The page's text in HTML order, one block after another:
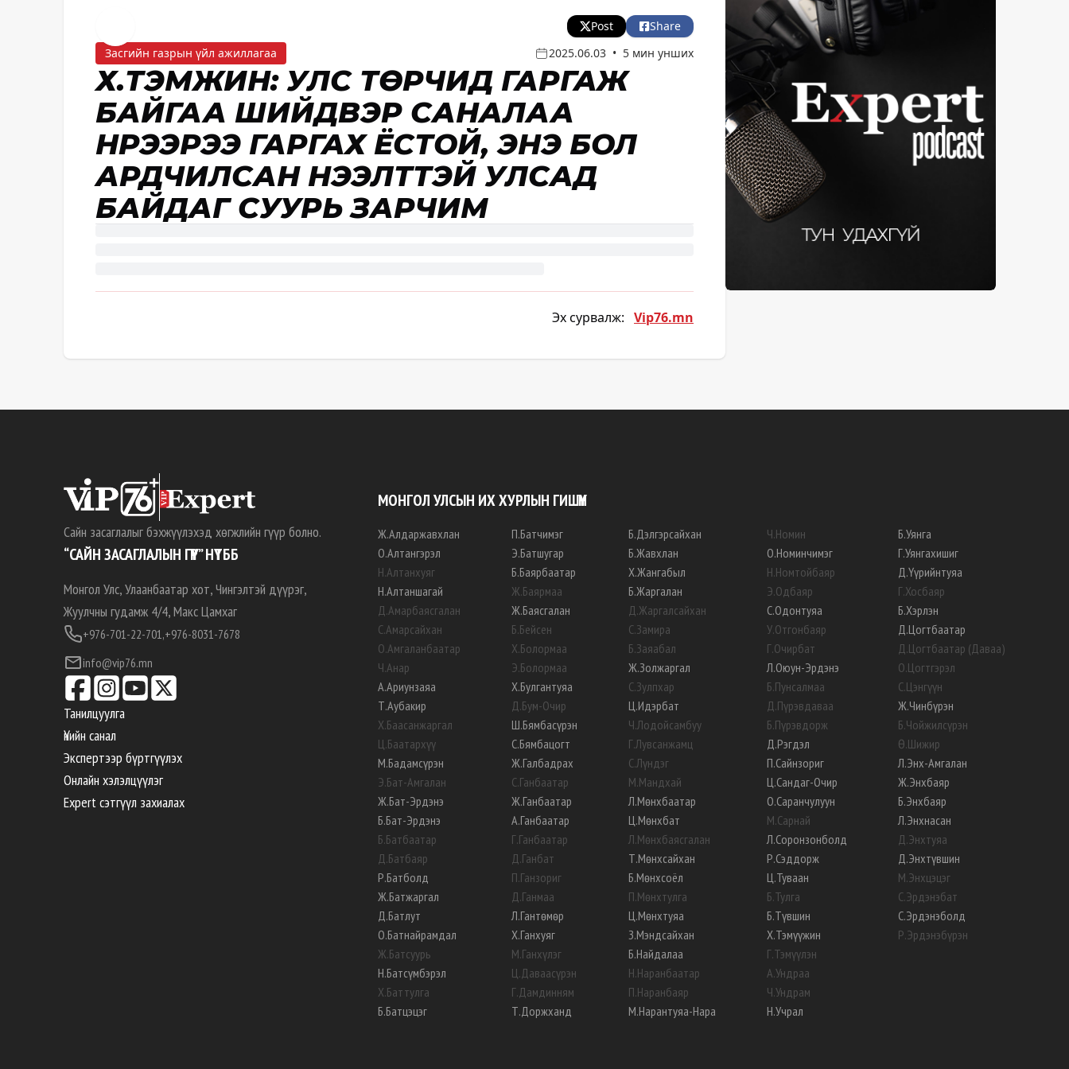
Post
Share
Засгийн газрын үйл ажиллагаа
2025.06.03 • 5 мин унших
Х.ТЭМҮҮЖИН: УЛС ТӨРЧИД ГАРГАЖ
БАЙГАА ШИЙДВЭР САНАЛАА
НҮҮРЭЭРЭЭ ГАРГАХ ЁСТОЙ, ЭНЭ БОЛ
АРДЧИЛСАН НЭЭЛТТЭЙ УЛСАД
БАЙДАГ СУУРЬ ЗАРЧИМ
Эх сурвалж: Vip76.mn
Сайн засаглалыг бэхжүүлэхэд хөгжлийн гүүр болно.
“САЙН ЗАСАГЛАЛЫН ГҮҮР” НҮТББ
Монгол Улс, Улаанбаатар хот, Чингэлтэй дүүрэг,
Жуулчны гудамж 4/4, Макс Цамхаг
+976-701-22-701,+976-8031-7678
info@vip76.mn
Танилцуулга
Үнийн санал
Экспертээр бүртгүүлэх
Онлайн хэлэлцүүлэг
Expert сэтгүүл захиалах
МОНГОЛ УЛСЫН ИХ ХУРЛЫН ГИШҮҮН
Ж.Алдаржавхлан
О.Алтангэрэл
Н.Алтанхуяг
Н.Алтаншагай
Д.Амарбаясгалан
С.Амарсайхан
О.Амгаланбаатар
Ч.Анар
А.Ариунзаяа
Т.Аубакир
Х.Баасанжаргал
Ц.Баатархүү
М.Бадамсүрэн
Э.Бат-Амгалан
Ж.Бат-Эрдэнэ
Б.Бат-Эрдэнэ
Б.Батбаатар
Д.Батбаяр
Р.Батболд
Ж.Батжаргал
Д.Батлут
О.Батнайрамдал
Ж.Батсуурь
Н.Батсүмбэрэл
Х.Баттулга
Б.Батцэцэг
П.Батчимэг
Э.Батшугар
Б.Баярбаатар
Ж.Баярмаа
Ж.Баясгалан
Б.Бейсен
Х.Болормаа
Э.Болормаа
Х.Булгантуяа
Д.Бум-Очир
Ш.Бямбасүрэн
С.Бямбацогт
Ж.Галбадрах
С.Ганбаатар
Ж.Ганбаатар
А.Ганбаатар
Г.Ганбаатар
Д.Ганбат
П.Ганзориг
Д.Ганмаа
Л.Гантөмөр
Х.Ганхуяг
М.Ганхүлэг
Ц.Даваасүрэн
Г.Дамдинням
Т.Доржханд
Б.Дэлгэрсайхан
Б.Жавхлан
Х.Жангабыл
Б.Жаргалан
Д.Жаргалсайхан
С.Замира
Б.Заяабал
Ж.Золжаргал
С.Зулпхар
Ц.Идэрбат
Ч.Лодойсамбуу
Г.Лувсанжамц
С.Лүндэг
М.Мандхай
Л.Мөнхбаатар
Ц.Мөнхбат
Л.Мөнхбаясгалан
Т.Мөнхсайхан
Б.Мөнхсоёл
П.Мөнхтулга
Ц.Мөнхтуяа
З.Мэндсайхан
Б.Найдалаа
Н.Наранбаатар
П.Наранбаяр
М.Нарантуяа-Нара
Ч.Номин
О.Номинчимэг
Н.Номтойбаяр
Э.Одбаяр
С.Одонтуяа
У.Отгонбаяр
Г.Очирбат
Л.Оюун-Эрдэнэ
Б.Пунсалмаа
Д.Пүрэвдаваа
Б.Пүрэвдорж
Д.Рэгдэл
П.Сайнзориг
Ц.Сандаг-Очир
О.Саранчулуун
М.Сарнай
Л.Соронзонболд
Р.Сэддорж
Ц.Туваан
Б.Тулга
Б.Түвшин
Х.Тэмүүжин
Г.Тэмүүлэн
А.Ундраа
Ч.Ундрам
Н.Учрал
Б.Уянга
Г.Уянгахишиг
Д.Үүрийнтуяа
Г.Хосбаяр
Б.Хэрлэн
Д.Цогтбаатар
Д.Цогтбаатар (Даваа)
О.Цогтгэрэл
С.Цэнгүүн
Ж.Чинбүрэн
Б.Чойжилсүрэн
Ө.Шижир
Л.Энх-Амгалан
Ж.Энхбаяр
Б.Энхбаяр
Л.Энхнасан
Д.Энхтуяа
Д.Энхтүвшин
М.Энхцэцэг
С.Эрдэнэбат
С.Эрдэнэболд
Р.Эрдэнэбүрэн